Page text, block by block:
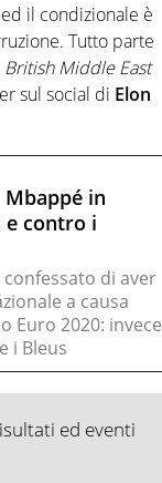
il condizionale è
Tutto parte
British Middle East
sul social di Elon
in
e contro i
confessato di aver
a causa
Euro 2020: invece
i Bleus
ed eventi